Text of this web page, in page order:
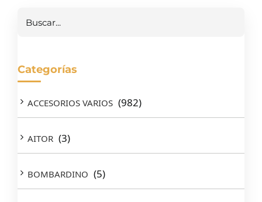
Categorías
ACCESORIOS VARIOS (982)
AITOR (3)
BOMBARDINO (5)